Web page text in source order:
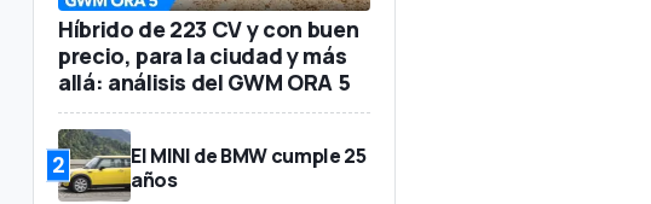
Híbrido de 223 CV y con buen
precio, para la ciudad y más
allá: análisis del GWM ORA 5
2
El MINI de BMW cumple 25
años